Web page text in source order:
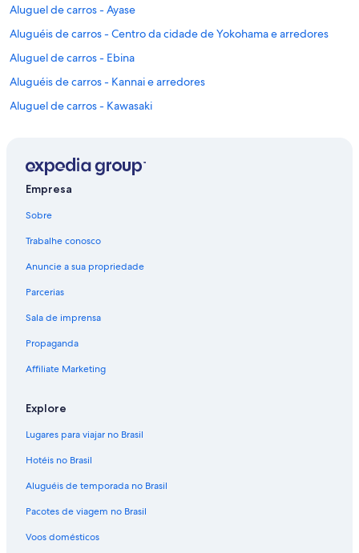
Aluguel de carros - Ayase
Aluguéis de carros - Centro da cidade de Yokohama e arredores
Aluguel de carros - Ebina
Aluguéis de carros - Kannai e arredores
Aluguel de carros - Kawasaki
Aluguéis de carros - Yokohama Arena e arredores
Empresa
Sobre
Trabalhe conosco
Anuncie a sua propriedade
Parcerias
Sala de imprensa
Propaganda
Affiliate Marketing
Explore
Lugares para viajar no Brasil
Hotéis no Brasil
Aluguéis de temporada no Brasil
Pacotes de viagem no Brasil
Voos domésticos